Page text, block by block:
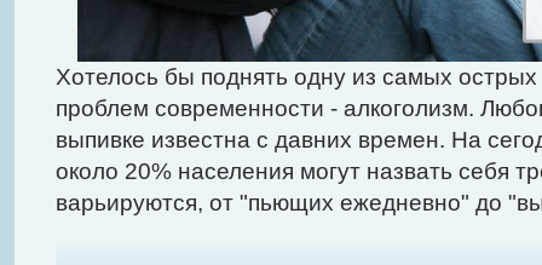
Хотелось бы поднять одну из самых
проблем современности - алкоголизм.
выпивке известна с давних времен. На
около 20% населения могут назвать себя
варьируются, от "пьющих ежедневно" до